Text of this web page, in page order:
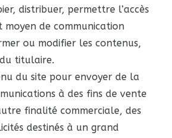
distribuer, permettre l’accès
de communication
ou modifier les contenus,
titulaire.
du site pour envoyer de la
à des fins de vente
finalité commerciale, des
destinés à un grand